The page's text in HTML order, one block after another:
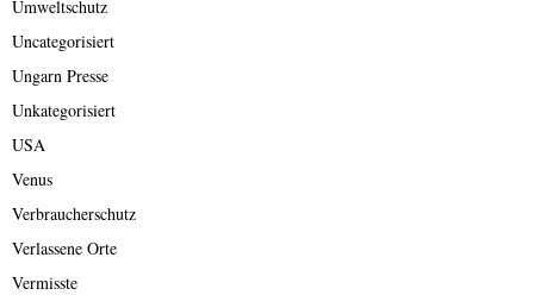
Umweltschutz
Uncategorisiert
Ungarn Presse
Unkategorisiert
USA
Venus
Verbraucherschutz
Verlassene Orte
Vermisste